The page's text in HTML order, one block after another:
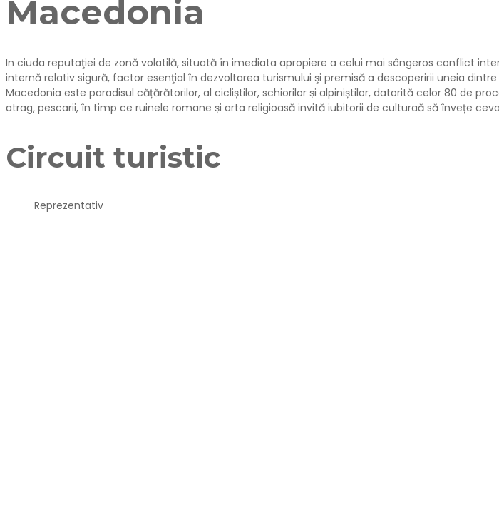
Macedonia
In ciuda reputaţiei de zonă volatilă, situată în imediata apropiere a celui mai sângeros conflict
internă relativ sigură, factor esenţial în dezvoltarea turismului şi premisă a descoperirii uneia
Macedonia este paradisul cățărătorilor, al cicliștilor, schiorilor și alpiniștilor, datorită celor 80 de
atrag, pescarii, în timp ce ruinele romane și arta religioasă invită iubitorii de culturaă să învețe
Circuit turistic
Reprezentativ